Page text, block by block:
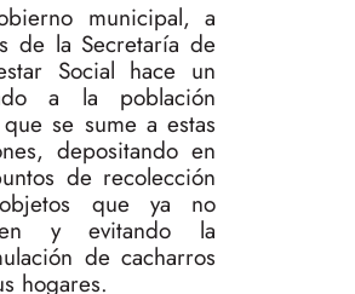
municipal, a
de la Secretaría de
Social hace un
a la población
se sume a estas
depositando en
de recolección
que ya no
y evitando la
de cacharros
hogares.